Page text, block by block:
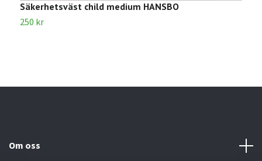
Säkerhetsväst child medium HANSBO
250 kr
Om oss